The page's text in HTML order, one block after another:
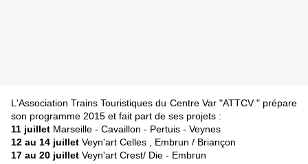
L'Association Trains Touristiques du Centre Var "ATTCV " prépare
son programme 2015 et fait part de ses projets :
11 juillet Marseille - Cavaillon - Pertuis - Veynes
12 au 14 juillet Veyn'art Celles , Embrun / Briançon
17 au 20 juillet Veyn'art Crest/ Die - Embrun